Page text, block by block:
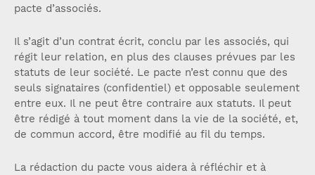
pacte d’associés.
Il s’agit d’un contrat écrit, conclu par les associés, qui
régit leur relation, en plus des clauses prévues par les
statuts de leur société. Le pacte n’est connu que des
seuls signataires (confidentiel) et opposable seulement
entre eux. Il ne peut être contraire aux statuts. Il peut
être rédigé à tout moment dans la vie de la société, et,
de commun accord, être modifié au fil du temps.
La rédaction du pacte vous aidera à réfléchir et à